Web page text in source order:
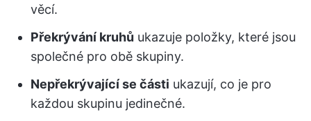
věcí.
Překrývání kruhů ukazuje položky, které jsou
společné pro obě skupiny.
Nepřekrývající se části ukazují, co je pro
každou skupinu jedinečné.